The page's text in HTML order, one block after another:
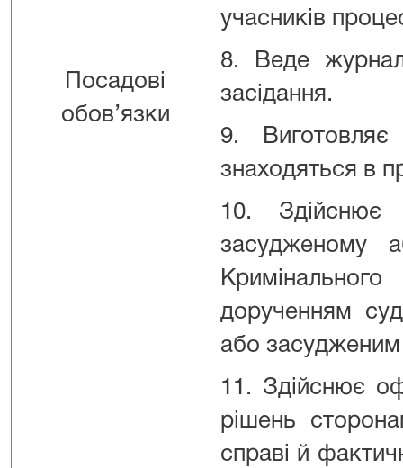
Посадові
обов’язки
учасників
8. Веде журнал
засідання.
9.
знаходяться в
10. Здійснює
засудженому
дорученням
або засудженим
11. Здійснює
рішень
справі й